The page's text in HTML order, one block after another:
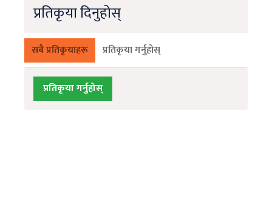
प्रतिकृया दिनुहोस्
सबै प्रतिकृयाहरू प्रतिकृया गर्नुहोस्
प्रतिकृया गर्नुहोस्